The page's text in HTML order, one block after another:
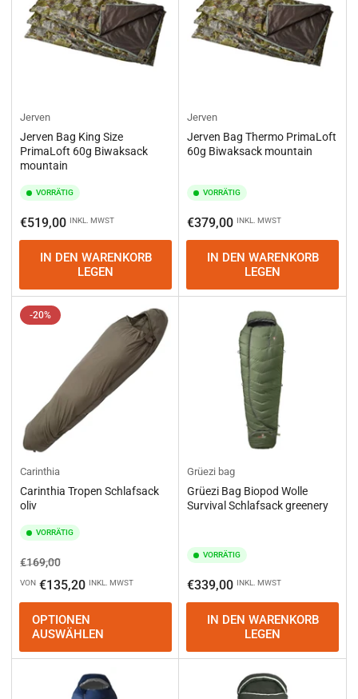
Jerven
Jerven Bag King Size
PrimaLoft 60g Biwaksack
mountain
VORRÄTIG
Normaler
Preis
€519,00 INKL. MWST
IN DEN WARENKORB
LEGEN
Jerven
Jerven Bag Thermo PrimaLoft
60g Biwaksack mountain
VORRÄTIG
Normaler
Preis
€379,00 INKL. MWST
IN DEN WARENKORB
LEGEN
-20%
Carinthia
Carinthia Tropen Schlafsack
oliv
VORRÄTIG
Normaler
Preis
€169,00Ausverkaufspreis
VON €135,20 INKL. MWST
OPTIONEN
AUSWÄHLEN
Grüezi bag
Grüezi Bag Biopod Wolle
Survival Schlafsack greenery
VORRÄTIG
Normaler
Preis
€339,00 INKL. MWST
IN DEN WARENKORB
LEGEN